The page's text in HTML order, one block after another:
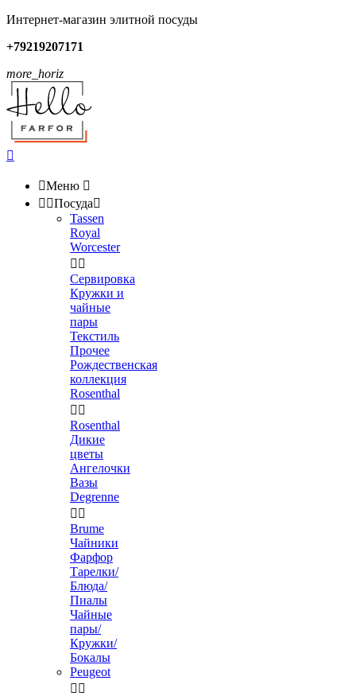
Интернет-магазин элитной посуды
+79219207171
more_horiz

Меню 
 Посуда
Tassen
Royal
Worcester
 
Сервировка
Кружки и
чайные
пары
Текстиль
Прочее
Рождественская
коллекция
Rosenthal
 
Rosenthal
Дикие
цветы
Ангелочки
Вазы
Degrenne
 
Brume
Чайники
Фарфор
Тарелки/
Блюда/
Пиалы
Чайные
пары/
Кружки/
Бокалы
Peugeot
 